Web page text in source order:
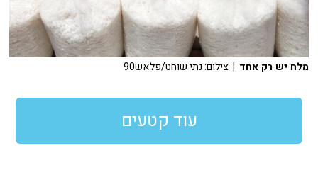
מלח יש רק אחד | צילום: נתי שוחט/פלאש90
עוד קטעים